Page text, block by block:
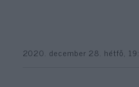
2020. december 28. hétfő,